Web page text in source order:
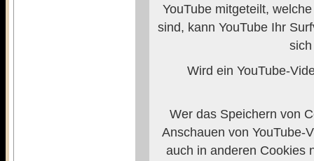
YouTube mitgeteilt,
sind, kann YouTube Ihr
Wird ein YouTube-
Wer das Speichern von
Anschauen von YouTube-
auch in anderen Cookies